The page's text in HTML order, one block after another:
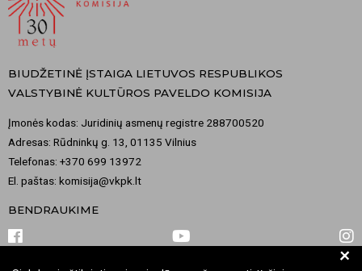
BIUDŽETINĖ ĮSTAIGA LIETUVOS RESPUBLIKOS
VALSTYBINĖ KULTŪROS PAVELDO KOMISIJA
Įmonės kodas: Juridinių asmenų registre 288700520
Adresas: Rūdninkų g. 13, 01135 Vilnius
Telefonas: +370 699 13972
El. paštas: komisija@vkpk.lt
BENDRAUKIME
+